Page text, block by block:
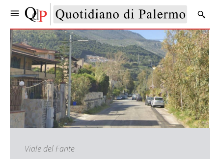
Viale del Fante